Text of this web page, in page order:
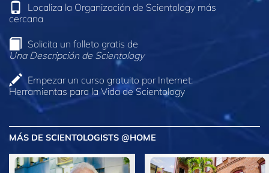
Localiza la Organización de Scientology más
cercana
Solicita un folleto gratis de
Una Descripción de Scientology
Empezar un curso gratuito por Internet:
Herramientas para la Vida de Scientology
MÁS DE SCIENTOLOGISTS @HOME